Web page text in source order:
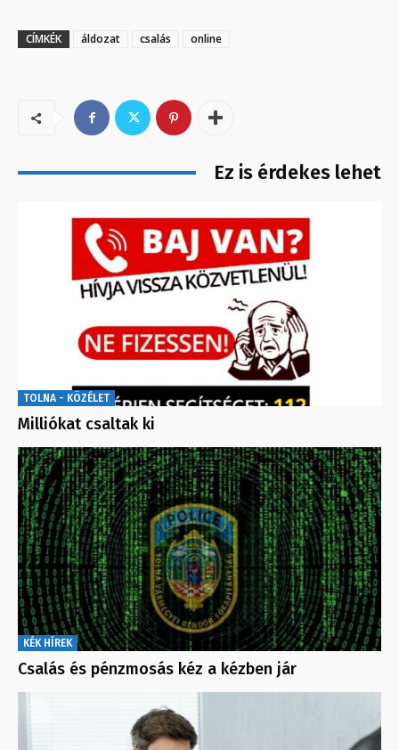
CÍMKÉK áldozat csalás online
Ez is érdekes lehet
TOLNA - KÖZÉLET
Milliókat csaltak ki
KÉK HÍREK
Csalás és pénzmosás kéz a kézben jár